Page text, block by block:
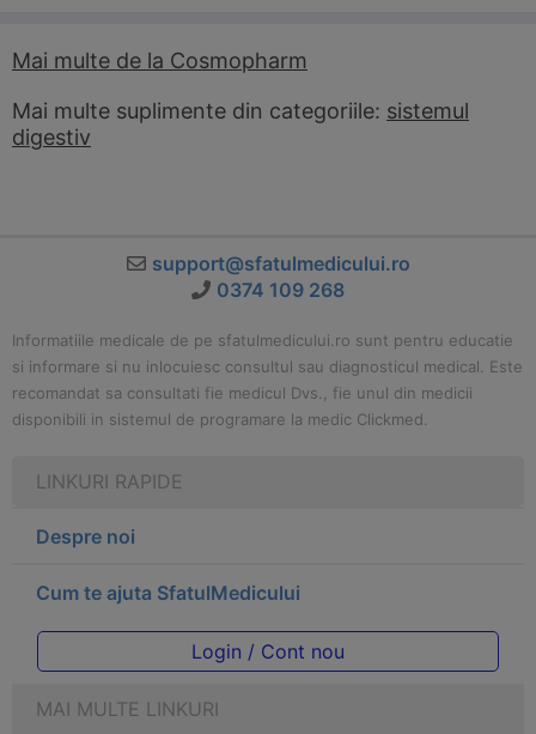
Mai multe de la Cosmopharm
Mai multe suplimente din categoriile: sistemul
digestiv
support@sfatulmedicului.ro
0374 109 268
Informatiile medicale de pe sfatulmedicului.ro sunt pentru educatie
si informare si nu inlocuiesc consultul sau diagnosticul medical. Este
recomandat sa consultati fie medicul Dvs., fie unul din medicii
disponibili in sistemul de programare la medic Clickmed.
LINKURI RAPIDE
Despre noi
Cum te ajuta SfatulMedicului
Login / Cont nou
MAI MULTE LINKURI